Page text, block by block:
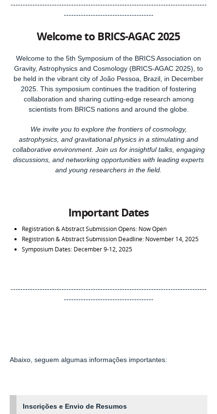
---------------------------------------------------------------------------------
-------------------------------------
Welcome to BRICS-AGAC 2025
Welcome to the 5th Symposium of the BRICS Association on
Gravity, Astrophysics and Cosmology (BRICS-AGAC 2025), to
be held in the vibrant city of João Pessoa, Brazil, in December
2025. This symposium continues the tradition of fostering
collaboration and sharing cutting-edge research among
scientists from BRICS nations and around the globe.
We invite you to explore the frontiers of cosmology,
astrophysics, and gravitational physics in a stimulating and
collaborative environment. Join us for insightful talks, engaging
discussions, and networking opportunities with leading experts
and young researchers in the field.
Important Dates
Registration & Abstract Submission Opens:Now Open
Registration & Abstract Submission Deadline:November 14, 2025
Symposium Dates:December 9-12, 2025
---------------------------------------------------------------------------------
-------------------------------------
Abaixo, seguem algumas informações importantes:
Inscrições e Envio de Resumos